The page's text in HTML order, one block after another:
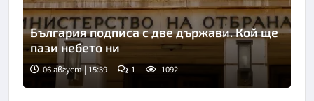
България подписа с две държави. Кой ще
пази небето ни
06 август | 15:39 1 1092